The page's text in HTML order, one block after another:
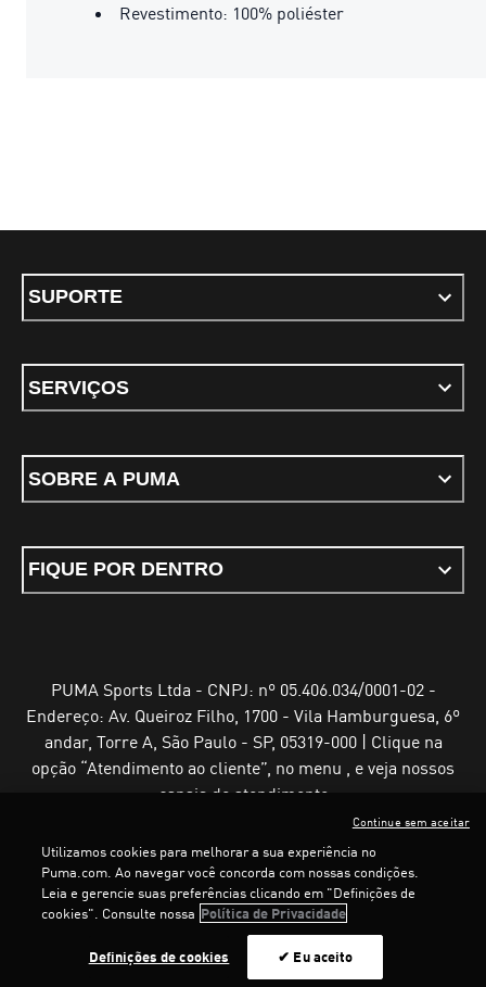
LOADING... LOADING...
Revestimento: 100% poliéster
SUPORTE
SERVIÇOS
SOBRE A PUMA
FIQUE POR DENTRO
PUMA Sports Ltda - CNPJ: nº 05.406.034/0001-02 -
Endereço: Av. Queiroz Filho, 1700 - Vila Hamburguesa, 6º
andar, Torre A, São Paulo - SP, 05319-000 | Clique na
opção “Atendimento ao cliente”, no menu , e veja nossos
canais de atendimento
Termos e Condições de UsoPolítica de Privacidade
Configurador de cookies
PUMA, 2025. Todos os direitos reservados
Utilizamos cookies para melhorar a sua experiência no
Puma.com. Ao navegar você concorda com nossas condições.
Leia e gerencie suas preferências clicando em "Definições de
cookies". Consulte nossa Política de Privacidade
Definições de cookies ✔ Eu aceito
Continue sem aceitar